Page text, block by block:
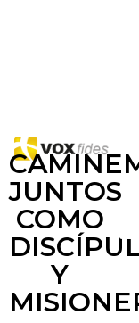
JUNTOS
COMO
Y